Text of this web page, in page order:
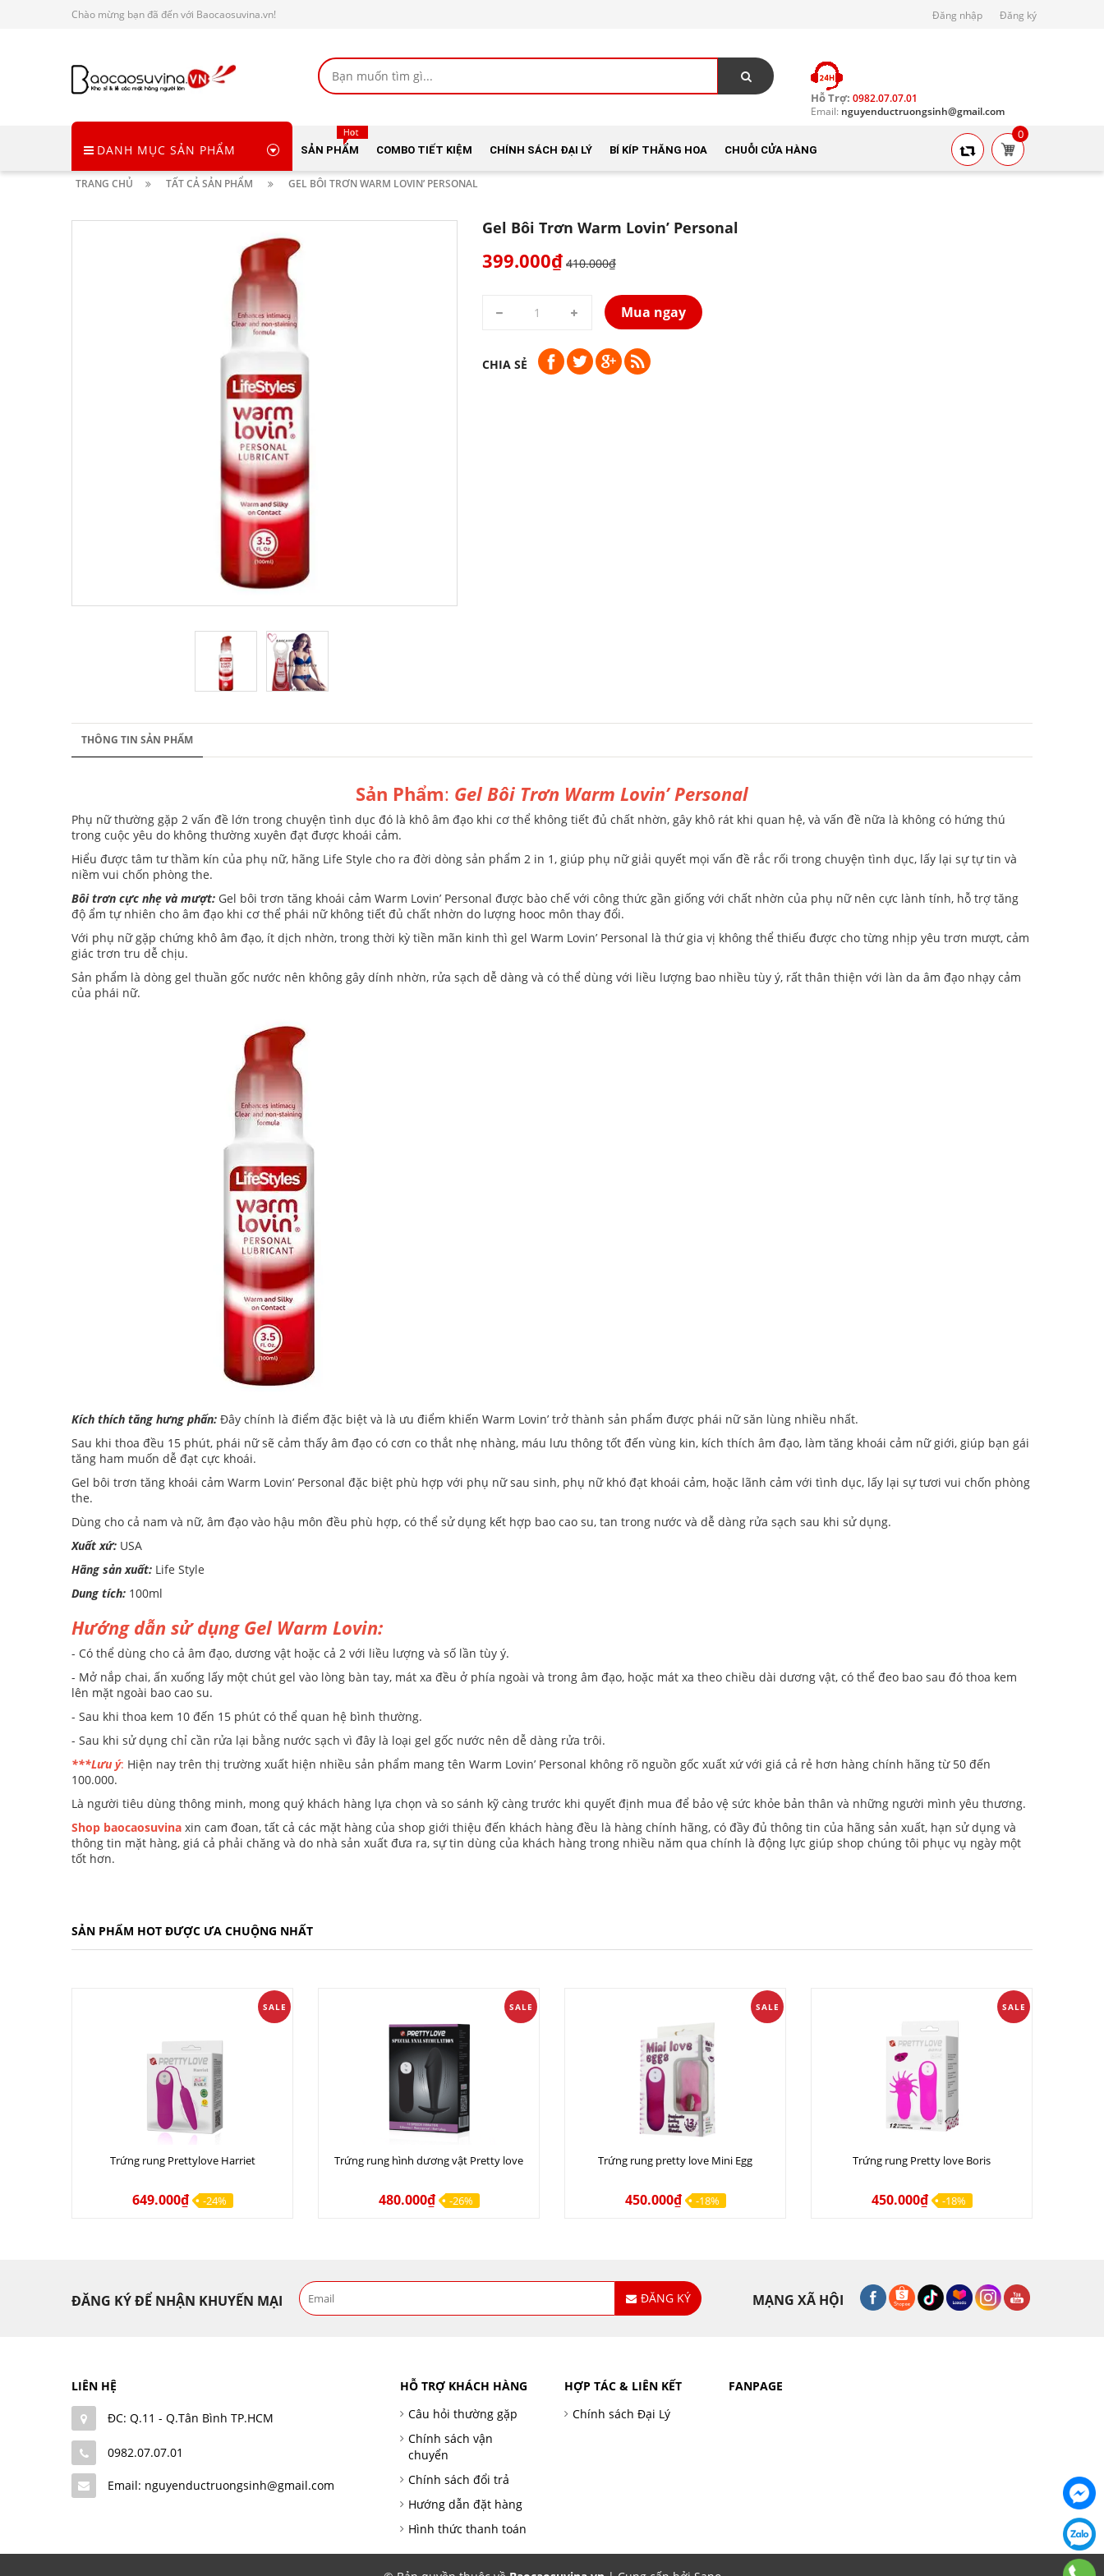
Chào mừng bạn đã đến với Baocaosuvina.vn! Đăng nhập Đăng ký
Hỗ Trợ: 0982.07.07.01
Email: nguyenductruongsinh@gmail.com
DANH MỤC SẢN PHẨM SẢN PHẨM COMBO TIẾT KIỆM CHÍNH SÁCH ĐẠI LÝ BÍ KÍP THĂNG HOA CHUỖI CỬA HÀNG
0
TRANG CHỦ TẤT CẢ SẢN PHẨM GEL BÔI TRƠN WARM LOVIN’ PERSONAL
Gel Bôi Trơn Warm Lovin’ Personal
399.000₫ 410.000₫
Mua ngay
CHIA SẺ
THÔNG TIN SẢN PHẨM
Sản Phẩm: Gel Bôi Trơn Warm Lovin’ Personal
Phụ nữ thường gặp 2 vấn đề lớn trong chuyện tình dục đó là khô âm đạo khi cơ thể không tiết đủ chất nhờn, gây khô rát khi quan hệ, và vấn đề nữa là không có hứng thú
trong cuộc yêu do không thường xuyên đạt được khoái cảm.
Hiểu được tâm tư thầm kín của phụ nữ, hãng Life Style cho ra đời dòng sản phẩm 2 in 1, giúp phụ nữ giải quyết mọi vấn đề rắc rối trong chuyện tình dục, lấy lại sự tự tin và
niềm vui chốn phòng the.
Bôi trơn cực nhẹ và mượt: Gel bôi trơn tăng khoái cảm Warm Lovin’ Personal được bào chế với công thức gần giống với chất nhờn của phụ nữ nên cực lành tính, hỗ trợ tăng
độ ẩm tự nhiên cho âm đạo khi cơ thể phái nữ không tiết đủ chất nhờn do lượng hooc môn thay đổi.
Với phụ nữ gặp chứng khô âm đạo, ít dịch nhờn, trong thời kỳ tiền mãn kinh thì gel Warm Lovin’ Personal là thứ gia vị không thể thiếu được cho từng nhịp yêu trơn mượt, cảm
giác trơn tru dễ chịu.
Sản phẩm là dòng gel thuần gốc nước nên không gây dính nhờn, rửa sạch dễ dàng và có thể dùng với liều lượng bao nhiều tùy ý, rất thân thiện với làn da âm đạo nhạy cảm
của phái nữ.
Kích thích tăng hưng phấn: Đây chính là điểm đặc biệt và là ưu điểm khiến Warm Lovin’ trở thành sản phẩm được phái nữ săn lùng nhiều nhất.
Sau khi thoa đều 15 phút, phái nữ sẽ cảm thấy âm đạo có cơn co thắt nhẹ nhàng, máu lưu thông tốt đến vùng kin, kích thích âm đạo, làm tăng khoái cảm nữ giới, giúp bạn gái
tăng ham muốn dễ đạt cực khoái.
Gel bôi trơn tăng khoái cảm Warm Lovin’ Personal đặc biệt phù hợp với phụ nữ sau sinh, phụ nữ khó đạt khoái cảm, hoặc lãnh cảm với tình dục, lấy lại sự tươi vui chốn phòng
the.
Dùng cho cả nam và nữ, âm đạo vào hậu môn đều phù hợp, có thể sử dụng kết hợp bao cao su, tan trong nước và dễ dàng rửa sạch sau khi sử dụng.
Xuất xứ: USA
Hãng sản xuất: Life Style
Dung tích: 100ml
Hướng dẫn sử dụng Gel Warm Lovin:
- Có thể dùng cho cả âm đạo, dương vật hoặc cả 2 với liều lượng và số lần tùy ý.
- Mở nắp chai, ấn xuống lấy một chút gel vào lòng bàn tay, mát xa đều ở phía ngoài và trong âm đạo, hoặc mát xa theo chiều dài dương vật, có thể đeo bao sau đó thoa kem
lên mặt ngoài bao cao su.
- Sau khi thoa kem 10 đến 15 phút có thể quan hệ bình thường.
- Sau khi sử dụng chỉ cần rửa lại bằng nước sạch vì đây là loại gel gốc nước nên dễ dàng rửa trôi.
***Lưu ý: Hiện nay trên thị trường xuất hiện nhiều sản phẩm mang tên Warm Lovin’ Personal không rõ nguồn gốc xuất xứ với giá cả rẻ hơn hàng chính hãng từ 50 đến
100.000.
Là người tiêu dùng thông minh, mong quý khách hàng lựa chọn và so sánh kỹ càng trước khi quyết định mua để bảo vệ sức khỏe bản thân và những người mình yêu thương.
Shop baocaosuvina xin cam đoan, tất cả các mặt hàng của shop giới thiệu đến khách hàng đều là hàng chính hãng, có đầy đủ thông tin của hãng sản xuất, hạn sử dụng và
thông tin mặt hàng, giá cả phải chăng và do nhà sản xuất đưa ra, sự tin dùng của khách hàng trong nhiều năm qua chính là động lực giúp shop chúng tôi phục vụ ngày một
tốt hơn.
SẢN PHẨM HOT ĐƯỢC ƯA CHUỘNG NHẤT
SALE
Trứng rung Prettylove Harriet
649.000₫ -24%
SALE
Trứng rung hình dương vật Pretty love
480.000₫ -26%
SALE
Trứng rung pretty love Mini Egg
450.000₫ -18%
SALE
Trứng rung Pretty love Boris
450.000₫ -18%
ĐĂNG KÝ ĐỂ NHẬN KHUYẾN MẠI ĐĂNG KÝ MẠNG XÃ HỘI
LIÊN HỆ
ĐC: Q.11 - Q.Tân Bình TP.HCM
0982.07.07.01
Email: nguyenductruongsinh@gmail.com
HỖ TRỢ KHÁCH HÀNG
Câu hỏi thường gặp
Chính sách vận
chuyển
Chính sách đổi trả
Hướng dẫn đặt hàng
Hình thức thanh toán
HỢP TÁC & LIÊN KẾT
Chính sách Đại Lý
FANPAGE